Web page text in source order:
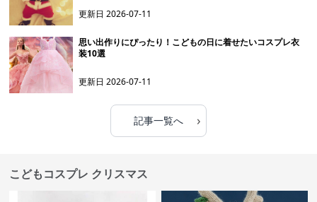
更新日2026-07-11
思い出作りにぴったり！こどもの日に着せたいコスプレ衣
装10選
更新日2026-07-11
記事一覧へ ›
こどもコスプレ クリスマス